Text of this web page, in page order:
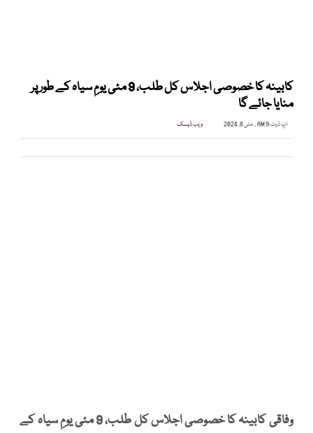
کابینہ کا خصوصی اجلاس کل طلب، 9 مئی یومِ سیاہ کے طور پر
منایا جائے گا
اپ ڈیٹ:9 AM , مئی 8, 2024 ویب ڈیسک
وفاقی کابینہ کا خصوصی اجلاس کل طلب، 9 مئی یومِ سیاہ کے